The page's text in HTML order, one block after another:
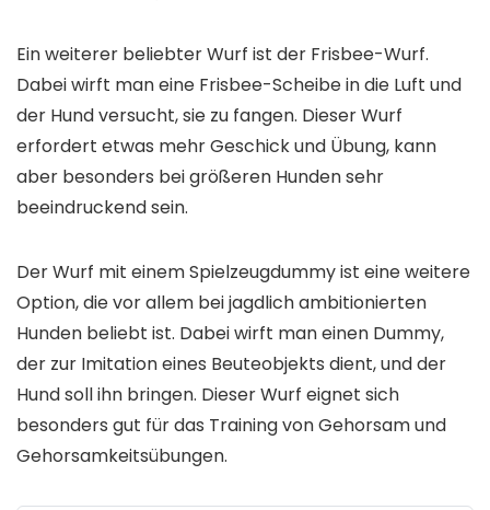
Ein weiterer beliebter Wurf ist der Frisbee-Wurf.
Dabei wirft man eine Frisbee-Scheibe in die Luft und
der Hund versucht, sie zu fangen. Dieser Wurf
erfordert etwas mehr Geschick und Übung, kann
aber besonders bei größeren Hunden sehr
beeindruckend sein.
Der Wurf mit einem Spielzeugdummy ist eine weitere
Option, die vor allem bei jagdlich ambitionierten
Hunden beliebt ist. Dabei wirft man einen Dummy,
der zur Imitation eines Beuteobjekts dient, und der
Hund soll ihn bringen. Dieser Wurf eignet sich
besonders gut für das Training von Gehorsam und
Gehorsamkeitsübungen.